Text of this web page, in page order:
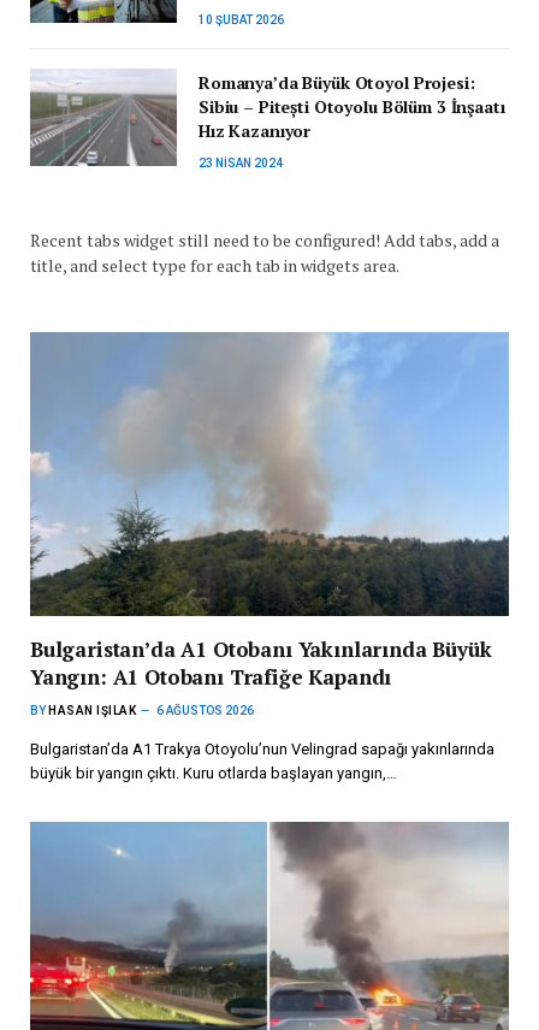
10 ŞUBAT 2026
Romanya’da Büyük Otoyol Projesi:
Sibiu – Pitești Otoyolu Bölüm 3 İnşaatı
Hız Kazanıyor
23 NISAN 2024
Recent tabs widget still need to be configured! Add tabs, add a
title, and select type for each tab in widgets area.
Bulgaristan’da A1 Otobanı Yakınlarında Büyük
Yangın: A1 Otobanı Trafiğe Kapandı
BY HASAN IŞILAK 6 AĞUSTOS 2026
Bulgaristan’da A1 Trakya Otoyolu’nun Velingrad sapağı yakınlarında
büyük bir yangın çıktı. Kuru otlarda başlayan yangın,…